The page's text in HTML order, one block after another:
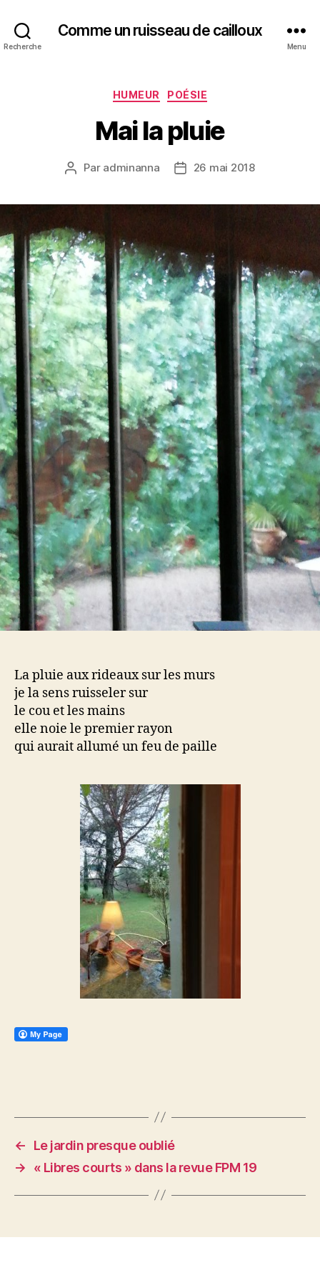
Recherche
Comme un ruisseau de cailloux
Menu
Catégories
HUMEUR POÉSIE
Mai la pluie
Auteur
Par adminanna
Date26 mai 2018
La pluie aux rideaux sur les murs
je la sens ruisseler sur
le cou et les mains
elle noie le premier rayon
qui aurait allumé un feu de paille
←
Le jardin presque oublié
→
« Libres courts » dans la revue FPM 19